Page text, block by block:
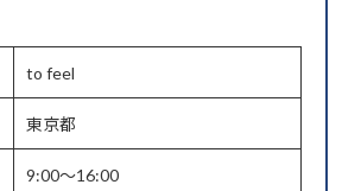
to feel
東京都
9:00～16:00